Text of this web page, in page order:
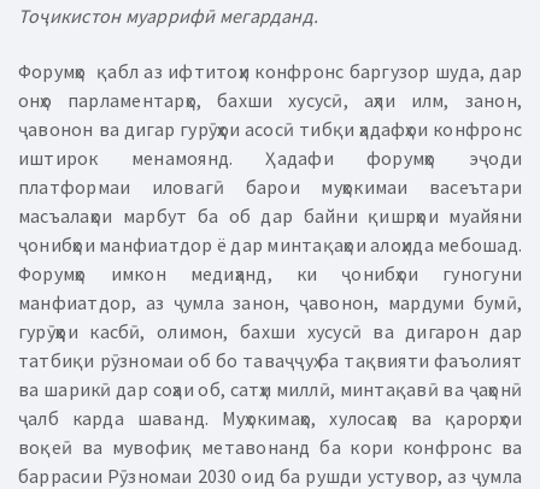
Тоҷикистон муаррифӣ мегарданд.
Форумҳо қабл аз ифтитоҳи конфронс баргузор шуда, дар
онҳо парламентарҳо, бахши хусусӣ, аҳли илм, занон,
ҷавонон ва дигар гурӯҳҳои асосӣ тибқи ҳадафҳои конфронс
иштирок менамоянд. Ҳадафи форумҳо эҷоди
платформаи иловагӣ барои муҳокимаи васеътари
масъалаҳои марбут ба об дар байни қишрҳои муайяни
ҷонибҳои манфиатдор ё дар минтақаҳои алоҳида мебошад.
Форумҳо имкон медиҳанд, ки ҷонибҳои гуногуни
манфиатдор, аз ҷумла занон, ҷавонон, мардуми бумӣ,
гурӯҳҳои касбӣ, олимон, бахши хусусӣ ва дигарон дар
татбиқи рӯзномаи об бо таваҷҷуҳ ба тақвияти фаъолият
ва шарикӣ дар соҳаи об, сатҳи миллӣ, минтақавӣ ва ҷаҳонӣ
ҷалб карда шаванд. Муҳокимаҳо, хулосаҳо ва қарорҳои
воқеӣ ва мувофиқ метавонанд ба кори конфронс ва
баррасии Рӯзномаи 2030 оид ба рушди устувор, аз ҷумла